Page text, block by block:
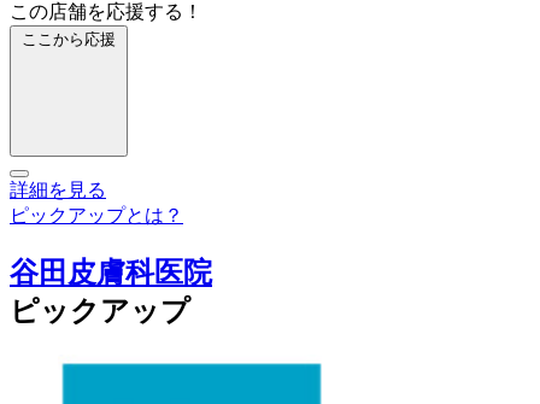
この店舗を応援する！
ここから応援
詳細を見る
ピックアップとは？
谷田皮膚科医院
ピックアップ